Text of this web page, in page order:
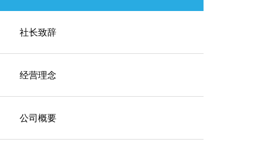
各项政策
Policies
社长致辞
经营理念
公司概要